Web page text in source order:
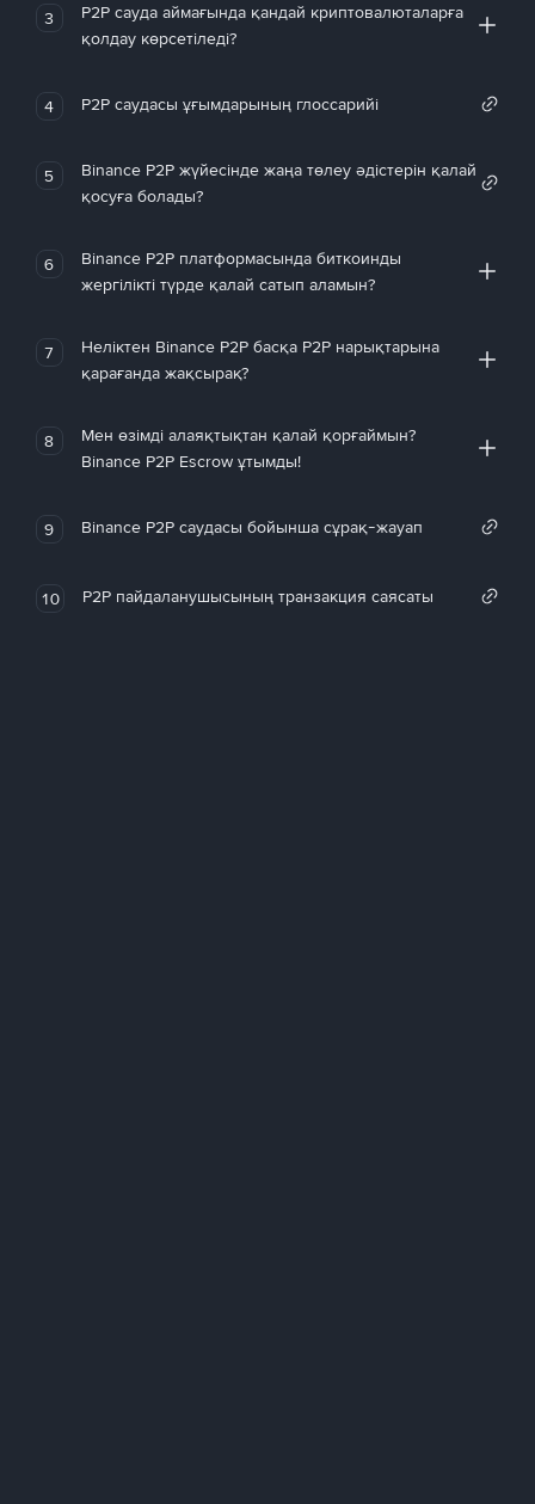
3
P2P сауда аймағында қандай криптовалюталарға
қолдау көрсетіледі?
4 P2P саудасы ұғымдарының глоссарийі
5
Binance P2P жүйесінде жаңа төлеу әдістерін қалай
қосуға болады?
6
Binance P2P платформасында биткоинды
жергілікті түрде қалай сатып аламын?
7
Неліктен Binance P2P басқа P2P нарықтарына
қарағанда жақсырақ?
8
Мен өзімді алаяқтықтан қалай қорғаймын?
Binance P2P Escrow ұтымды!
9 Binance P2P саудасы бойынша сұрақ-жауап
10 P2P пайдаланушысының транзакция саясаты